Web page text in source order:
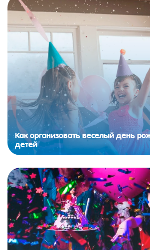
Как организовать веселый день
детей